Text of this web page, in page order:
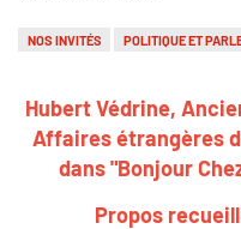
NOS INVITÉS POLITIQUE ET
Hubert Védrine,
Affaires étrangères
dans "Bonjour
Propos